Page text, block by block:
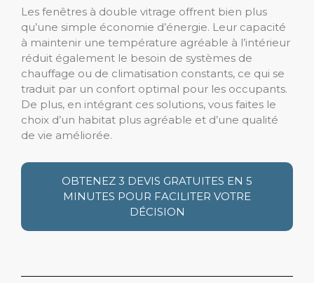
Les fenêtres à double vitrage offrent bien plus
qu’une simple économie d’énergie. Leur capacité
à maintenir une température agréable à l’intérieur
réduit également le besoin de systèmes de
chauffage ou de climatisation constants, ce qui se
traduit par un confort optimal pour les occupants.
De plus, en intégrant ces solutions, vous faites le
choix d’un habitat plus agréable et d’une qualité
de vie améliorée.
OBTENEZ 3 DEVIS GRATUITES EN 5
MINUTES POUR FACILITER VOTRE
DÉCISION